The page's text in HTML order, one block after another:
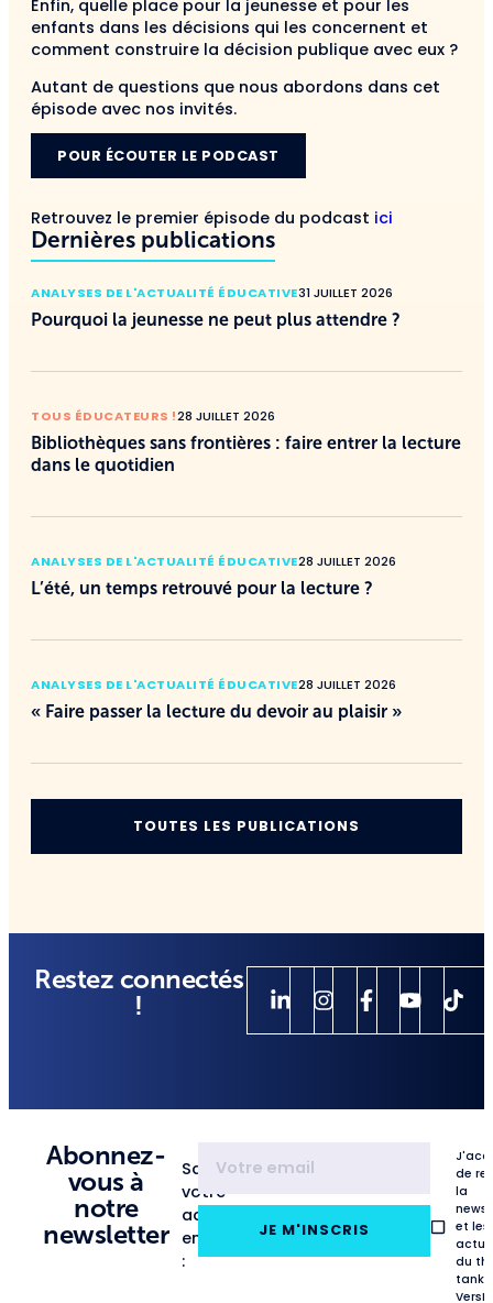
Enfin, quelle place pour la jeunesse et pour les
enfants dans les décisions qui les concernent et
comment construire la décision publique avec eux ?
Autant de questions que nous abordons dans cet
épisode avec nos invités.
POUR ÉCOUTER LE PODCAST
Retrouvez le premier épisode du podcast ici
Dernières publications
ANALYSES DE L'ACTUALITÉ ÉDUCATIVE31 JUILLET 2026
Pourquoi la jeunesse ne peut plus attendre ?
TOUS ÉDUCATEURS !28 JUILLET 2026
Bibliothèques sans frontières : faire entrer la lecture
dans le quotidien
ANALYSES DE L'ACTUALITÉ ÉDUCATIVE28 JUILLET 2026
L’été, un temps retrouvé pour la lecture ?
ANALYSES DE L'ACTUALITÉ ÉDUCATIVE28 JUILLET 2026
« Faire passer la lecture du devoir au plaisir »
TOUTES LES PUBLICATIONS
Restez connectés
!
Abonnez-
vous à
notre
newsletter
Saisissez
votre
adresse
email
:
JE M'INSCRIS
de
la
et les
du
tank